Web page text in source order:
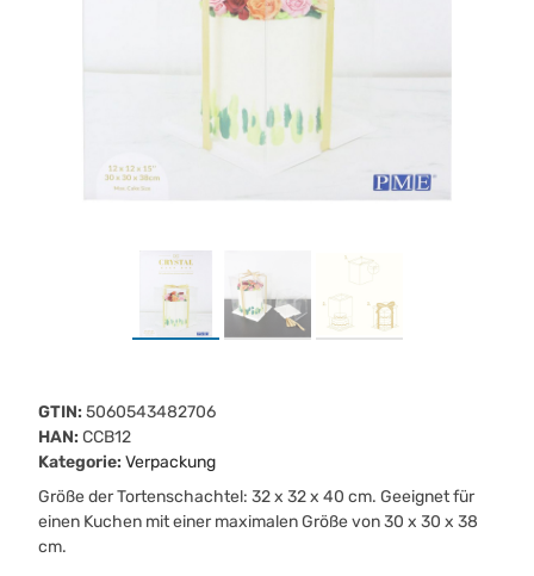
GTIN: 5060543482706
HAN: CCB12
Kategorie: Verpackung
Größe der Tortenschachtel: 32 x 32 x 40 cm. Geeignet für
einen Kuchen mit einer maximalen Größe von 30 x 30 x 38
cm.